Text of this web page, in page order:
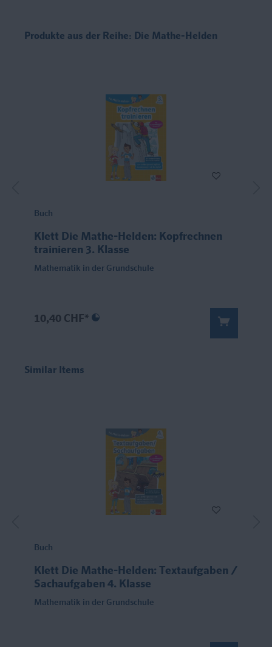
Produkte aus der Reihe: Die Mathe-Helden
Buch
Klett Die Mathe-Helden: Kopfrechnen
trainieren 3. Klasse
Mathematik in der Grundschule
10,40 CHF*
Similar Items
Buch
Klett Die Mathe-Helden: Textaufgaben /
Sachaufgaben 4. Klasse
Mathematik in der Grundschule